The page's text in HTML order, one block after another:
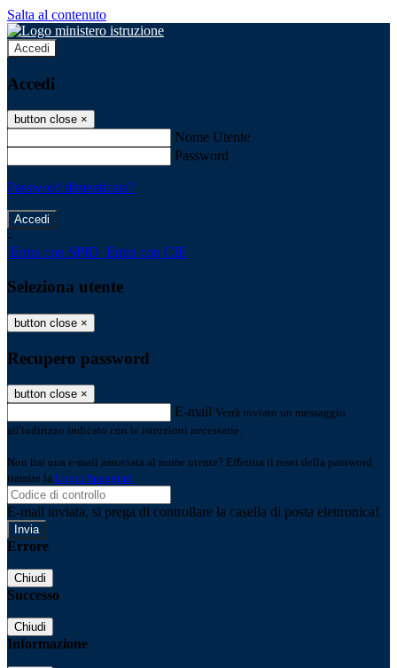
Salta al contenuto
Accedi
Accedi
button close ×
Nome Utente
Password
Password dimenticata?
-
Entra con SPID Entra con CIE
Seleziona utente
button close ×
Recupero password
button close ×
E-mail Verrà inviato un messaggio
all'indirizzo indicato con le istruzioni necessarie.
Non hai una e-mail associata al nome utente? Effettua il reset della password
tramite la Login Spaggiari
E-mail inviata, si prega di controllare la casella di posta elettronica!
Errore
Chiudi
Successo
Chiudi
Informazione